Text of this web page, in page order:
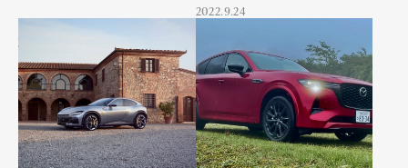
2022.9.24